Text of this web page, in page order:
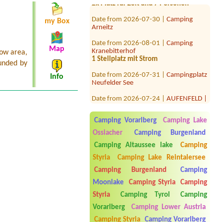
Arneitz
Kranebitterhof
1 Stellplatz mit Strom
Neufelder See
Ferienresort Zillertal
autoskeinekeine
Date from 2026-07-31 |
Camping und
Restaurant Saggraben
1x
Staud'nwirt
1x tent pitch with electricity, 2 adults,
Date from 2026-07-21 |Sonnencamp
am Gösselsdorfer See
Camping Vorarlberg
Camping Lake
Ossiacher
Camping Burgenland
Camping Altaussee lake
Camping
Styria
Camping Lake Reintalersee
Camping Burgenland
Camping
Moonlake
Camping Styria
Camping
Styria
Camping Tyrol
Camping
Vorarlberg
Camping Lower Austria
Camping Styria
Camping Vorarlberg
area,
by
my Box
Map
Info